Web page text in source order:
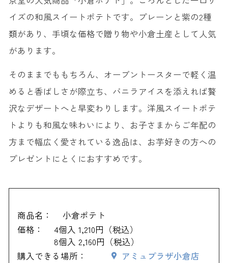
イズの和風スイートポテトです。プレーンと紫の2種
類があり、手頃な価格で贈り物や小倉土産として人気
があります。
そのままでももちろん、オーブントースターで軽く温
めると香ばしさが際立ち、バニラアイスを添えれば贅
沢なデザートへと早変わりします。洋風スイートポテ
トよりも和風な味わいにより、お子さまからご年配の
方まで幅広く愛されている逸品は、お芋好きの方への
プレゼントにとくにおすすめです。
商品名：
小倉ポテト
価格：
4個入 1,210円（税込）
8個入 2,160円（税込）
購入できる場所：
アミュプラザ小倉店